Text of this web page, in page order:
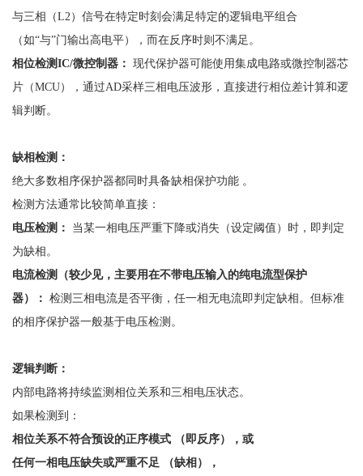
与三相（L2）信号在特定时刻会满足特定的逻辑电平组合
（如“与”门输出高电平），而在反序时则不满足。
相位检测IC/微控制器： 现代保护器可能使用集成电路或微控制器芯
片（MCU），通过AD采样三相电压波形，直接进行相位差计算和逻
辑判断。
缺相检测：
绝大多数相序保护器都同时具备缺相保护功能 。
检测方法通常比较简单直接：
电压检测：
当某一相电压严重下降或消失（设定阈值）时，即判定
为缺相。
电流检测（较少见，主要用在不带电压输入的纯电流型保护
器）： 检测三相电流是否平衡，任一相无电流即判定缺相。但标准
的相序保护器一般基于电压检测。
逻辑判断：
内部电路将持续监测相位关系和三相电压状态。
如果检测到：
相位关系不符合预设的正序模式
（即反序），或
任何一相电压缺失或严重不足
（缺相），